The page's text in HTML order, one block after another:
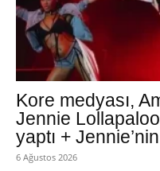
Kore medyası,
Jennie
yaptı +
6 Ağustos 2026